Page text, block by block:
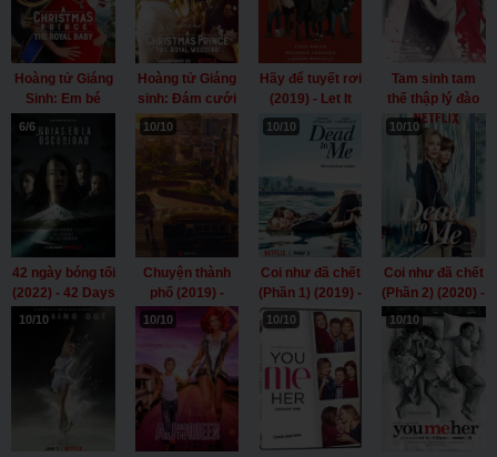
Hoàng tử Giáng
Sinh: Em bé
hoàng gia
(2019) - A
Christmas
Prince: The
Royal Baby
(2019)
Hoàng tử Giáng
sinh: Đám cưới
hoàng gia
(2018) - A
Christmas
Prince: The
Royal Wedding
(2018)
Hãy để tuyết rơi
(2019) - Let It
Snow (2019)
Tam sinh tam
thế thập lý đào
hoa (2017) -
Eternal Love
(2017)
6/6
42 ngày bóng tối
(2022) - 42 Days
of Darkness
10/10
Chuyện thành
phố (2019) -
Tales of the City
(2019)
10/10
Coi như đã chết
(Phần 1) (2019) -
Dead to Me
(Season 1)
(2019)
10/10
Coi như đã chết
(Phần 2) (2020) -
Dead to Me
(Season 2)
(2020)
10/10 10/10 10/10 10/10